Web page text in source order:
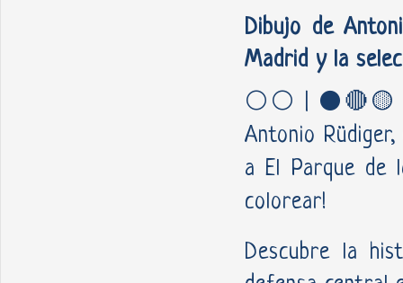
Dibujo de
Madrid y la
⚪⚪ | ⚫🔴🟡
Antonio
a El Parque de
colorear!
Descubre la